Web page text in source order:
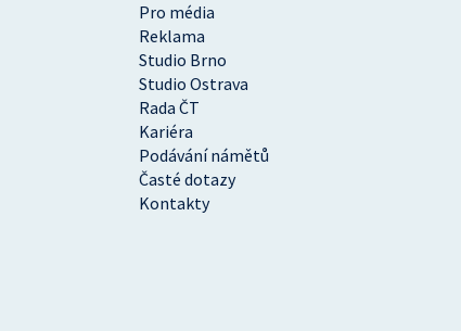
Pro média
Reklama
Studio Brno
Studio Ostrava
Rada ČT
Kariéra
Podávání námětů
Časté dotazy
Kontakty